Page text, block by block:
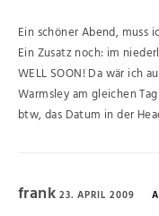
Ein schöner Abend, muss
Ein Zusatz noch: im
WELL SOON! Da wär ich
Warmsley am gleichen
btw, das Datum in der
frank23. APRIL 2009